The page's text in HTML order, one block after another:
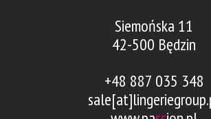
Siemońska 11
42-500 Będzin
+48 887 035 348